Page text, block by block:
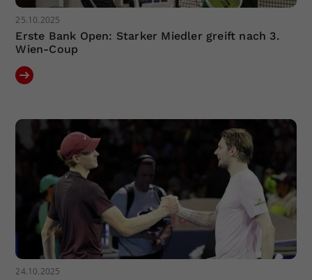
25.10.2025
Erste Bank Open: Starker Miedler greift nach 3.
Wien-Coup
24.10.2025